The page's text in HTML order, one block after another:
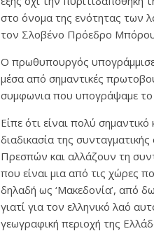
στο όνομα της ενότητας των
τον Σλοβένο Πρόεδρο
Ο πρωθυπουργός
μέσα από σημαντικές
συμφωνια που υπογράψαμε
Είπε ότι είναι πολύ
διαδικασία της
Πρεσπών και αλλάζουν τη
που είναι μια από τις χώρες
δηλαδή ως ‘Μακεδονία’, από
γιατί για τον ελληνικό λαό
γεωγραφική περιοχή της